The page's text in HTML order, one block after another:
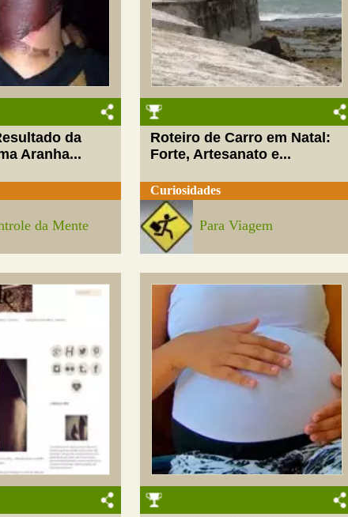
da
Aranha...
da Mente
Roteiro de Carro em Natal:
Forte, Artesanato e...
Curiosidades
Para Viagem